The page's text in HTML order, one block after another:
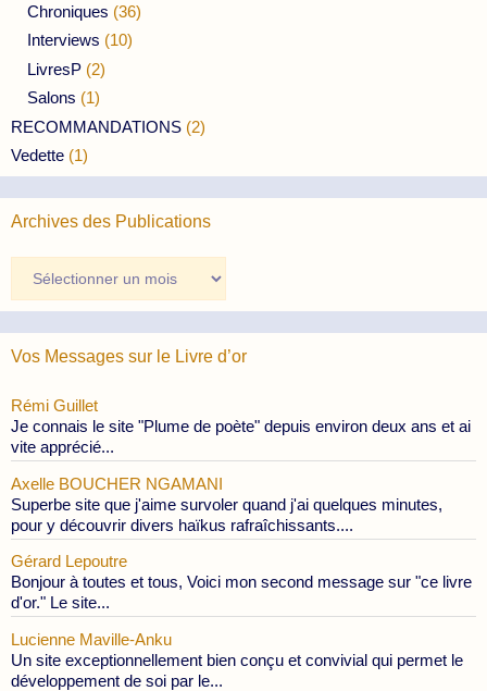
Chroniques (36)
Interviews (10)
LivresP (2)
Salons (1)
RECOMMANDATIONS (2)
Vedette (1)
Archives des Publications
des
Publications
Vos Messages sur le Livre d’or
Rémi Guillet
Je connais le site "Plume de poète" depuis environ deux ans et ai
vite apprécié...
Axelle BOUCHER NGAMANI
Superbe site que j'aime survoler quand j'ai quelques minutes,
pour y découvrir divers haïkus rafraîchissants....
Gérard Lepoutre
Bonjour à toutes et tous, Voici mon second message sur "ce livre
d'or." Le site...
Lucienne Maville-Anku
Un site exceptionnellement bien conçu et convivial qui permet le
développement de soi par le...